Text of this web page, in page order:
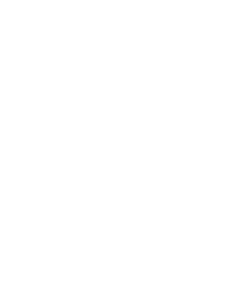
UNE ENTREPRISE
S’il y a une chose que nous
notre clientèle, c’est que
entreprise familiale. D’abord
reprise en 2014 par les
donc à un savoir-faire familial
entreprise de
Les compétences de Rénov
et perfectionnées sur deux
la satisfaction de notre